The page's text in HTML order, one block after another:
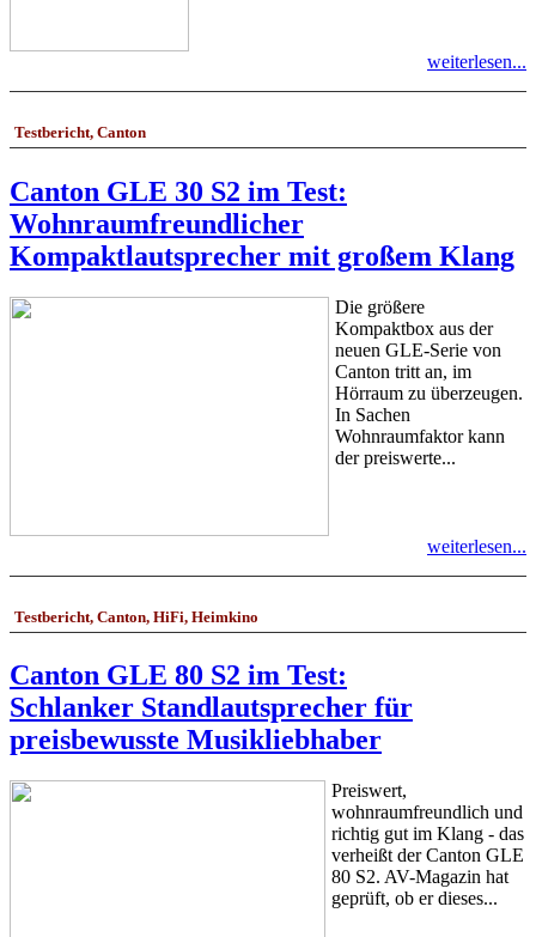
weiterlesen...
Testbericht, Canton
Canton GLE 30 S2 im Test:
Wohnraumfreundlicher
Kompaktlautsprecher mit großem Klang
Die größere
Kompaktbox aus der
neuen GLE-Serie von
Canton tritt an, im
Hörraum zu überzeugen.
In Sachen
Wohnraumfaktor kann
der preiswerte...
weiterlesen...
Testbericht, Canton, HiFi, Heimkino
Canton GLE 80 S2 im Test:
Schlanker Standlautsprecher für
preisbewusste Musikliebhaber
Preiswert,
wohnraumfreundlich und
richtig gut im Klang - das
verheißt der Canton GLE
80 S2. AV-Magazin hat
geprüft, ob er dieses...